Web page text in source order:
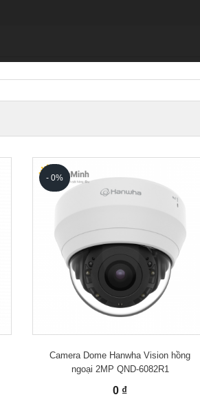
- 0%
Camera Dome Hanwha Vision hồng
ngoại 2MP QND-6082R1
0 ₫